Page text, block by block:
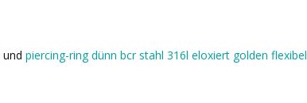
und piercing-ring dünn bcr stahl 316l eloxiert golden flexibel